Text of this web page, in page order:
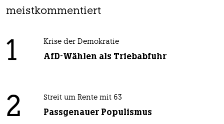
meistkommentiert
1 Krise der Demokratie
AfD-Wählen als Triebabfuhr
2 Streit um Rente mit 63
Passgenauer Populismus